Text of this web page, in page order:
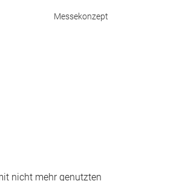
Messekonzept
nicht mehr genutzten